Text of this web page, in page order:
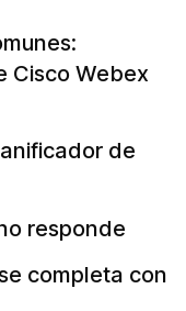
Cisco Webex
de
responde
completa con